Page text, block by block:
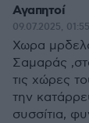
Αγαπητοί
09.07.2025, 01:55
Χωρα
Σαμαράς
τις χώρες
την
συσσίτια,